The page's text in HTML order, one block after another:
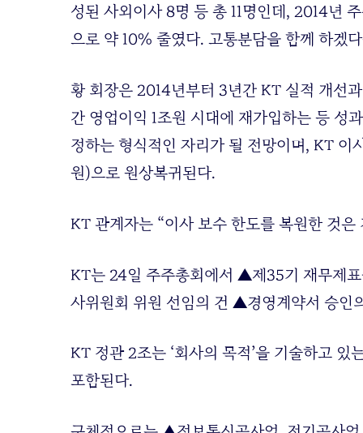
성된 사외이사 8명 등 총 11명인데, 2014년
으로 약 10% 줄였다. 고통분담을 함께 하겠
황 회장은 2014년부터 3년간 KT 실적 개선
간 영업이익 1조원 시대에 재가입하는 등 성
정하는 형식적인 자리가 될 전망이며, KT
원)으로 원상복귀된다.
KT 관계자는 “이사 보수 한도를 복원한 것
KT는 24일 주주총회에서 ▲제35기 재무제
사위원회 위원 선임의 건 ▲경영계약서 승인
KT 정관 2조는 ‘회사의 목적’을 기술하고
포함된다.